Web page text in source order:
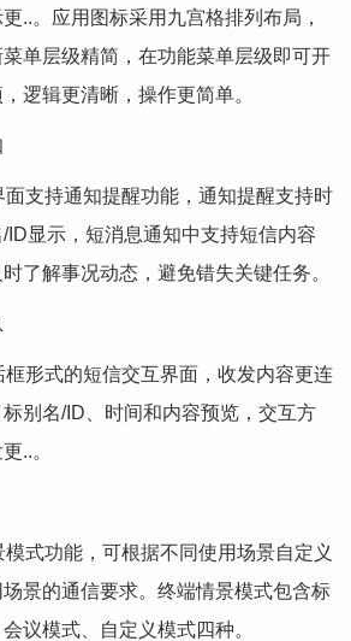
..。应用图标采用九宫格排列布局，
单层级精简，在功能菜单层级即可开
逻辑更清晰，操作更简单。
持通知提醒功能，通知提醒支持时
ID显示，短消息通知中支持短信内容
了解事况动态，避免错失关键任务。
式的短信交互界面，收发内容更连
别名/ID、时间和内容预览，交互方
..。
功能，可根据不同使用场景自定义
景的通信要求。终端情景模式包含标
议模式、自定义模式四种。